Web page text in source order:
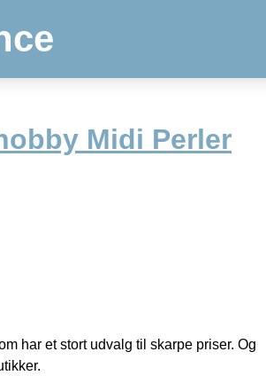
Midi Perler
har et stort udvalg til skarpe priser. Og